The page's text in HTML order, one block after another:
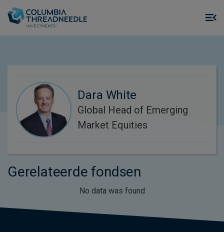
Dara White
Global Head of Emerging
Market Equities
Gerelateerde fondsen
No data was found